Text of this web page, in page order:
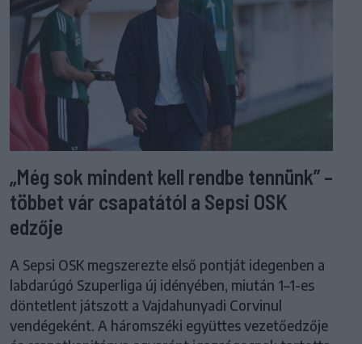
„Még sok mindent kell rendbe tennünk” –
többet vár csapatától a Sepsi OSK
edzője
A Sepsi OSK megszerezte első pontját idegenben a
labdarúgó Szuperliga új idényében, miután 1–1-es
döntetlent játszott a Vajdahunyadi Corvinul
vendégeként. A háromszéki együttes vezetőedzője